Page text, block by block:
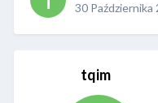
30 Października
tqim